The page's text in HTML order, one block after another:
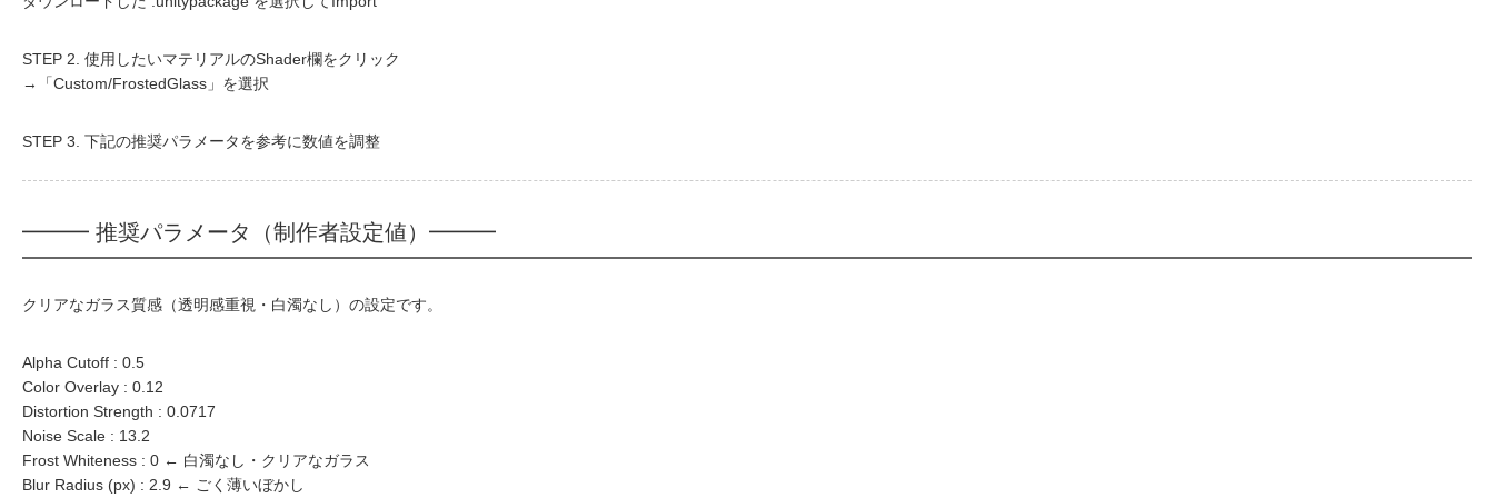
STEP 2. 使用したいマテリアルのShader欄をクリック
→「Custom/FrostedGlass」を選択
STEP 3. 下記の推奨パラメータを参考に数値を調整
━━━ 推奨パラメータ（制作者設定値）━━━
クリアなガラス質感（透明感重視・白濁なし）の設定です。
Alpha Cutoff : 0.5
Color Overlay : 0.12
Distortion Strength : 0.0717
Noise Scale : 13.2
Frost Whiteness : 0 ← 白濁なし・クリアなガラス
Blur Radius (px) : 2.9 ← ごく薄いぼかし